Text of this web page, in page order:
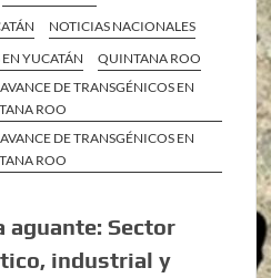
NOTICIAS NACIONALES
YUCATÁN
QUINTANA ROO
DE TRANSGÉNICOS EN
ROO
DE TRANSGÉNICOS EN
ROO
aguante: Sector
industrial y